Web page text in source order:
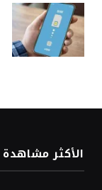
الأكثر مشاهدة